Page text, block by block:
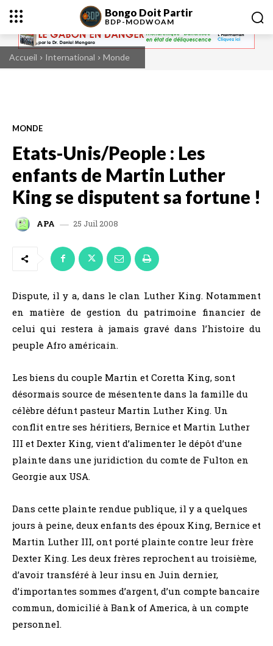
Bongo Doit Partir
BDP-MODWOAM
Accueil International Monde
MONDE
Etats-Unis/People : Les
enfants de Martin Luther
King se disputent sa fortune !
APA 25 Juil 2008
Dispute, il y a, dans le clan Luther King. Notamment
en matière de gestion du patrimoine financier de
celui qui restera à jamais gravé dans l’histoire du
peuple Afro américain.
Les biens du couple Martin et Coretta King, sont
désormais source de mésentente dans la famille du
célèbre défunt pasteur Martin Luther King. Un
conflit entre ses héritiers, Bernice et Martin Luther
III et Dexter King, vient d’alimenter le dépôt d’une
plainte dans une juridiction du comte de Fulton en
Georgie aux USA.
Dans cette plainte rendue publique, il y a quelques
jours à peine, deux enfants des époux King, Bernice et
Martin Luther III, ont porté plainte contre leur frère
Dexter King. Les deux frères reprochent au troisième,
d’avoir transféré à leur insu en Juin dernier,
d’importantes sommes d’argent, d’un compte bancaire
commun, domicilié à Bank of America, à un compte
personnel.